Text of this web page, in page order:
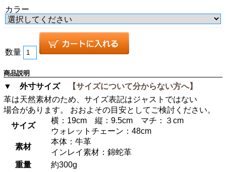
カラー
数量
商品説明
▼ 外寸サイズ
【サイズについて分からない方へ】
革は天然素材のため、サイズ表記はジャストではない
場合があります。 おおよその目安としてご検討ください。
サイズ
横：19cm 縦：9.5cm マチ：３cm
ウォレットチェーン：48cm
素材
本体：牛革
インレイ素材：錦蛇革
重量
約300g